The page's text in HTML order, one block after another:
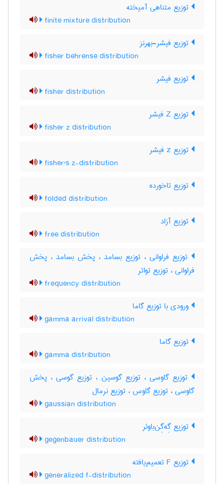
توزیع متناهی آمیخته
finite mixture distribution
توزیع فیشر-بهرنز
fisher behrense distribution
توزیع فیشر
fisher distribution
توزیع Z فیشر
fisher z distribution
توزیع z فیشر
fisher's z-distribution
توزیع تاخورده
folded distribution
توزیع آزاد
free distribution
توزیع فراوانی ، توزیع بسامد ، پخش بسامد ، پخش
فراوانی ، توزیع تواتر
frequency distribution
ورودی با توزیع گاما
gamma arrival distribution
توزیع گاما
gamma distribution
توزیع گاوسی ، توزیع گوسین ، توزیع گوسی ، پخش
گاوسی ، توزیع گاوس ، توزیع نرمال
gaussian distribution
توزیع گِه‌گِن‌باوئر
gegenbauer distribution
توزیع F تعمیم‌یافته
generalized f-distribution